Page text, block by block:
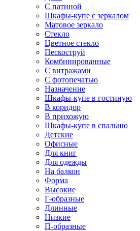
С патиной
Шкафы-купе с зеркалом
Матовое зеркало
Стекло
Цветное стекло
Пескоструй
Комбинированные
С витражами
С фотопечатью
Назначение
Шкафы-купе в гостиную
В коридор
В прихожую
Шкафы-купе в спальню
Детские
Офисные
Для книг
Для одежды
На балкон
Форма
Высокие
Г-образные
Длинные
Низкие
П-образные